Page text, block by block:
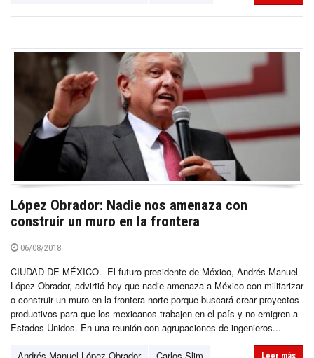
López Obrador: Nadie nos amenaza con
construir un muro en la frontera
06/08/2018
CIUDAD DE MÉXICO.- El futuro presidente de México, Andrés Manuel
López Obrador, advirtió hoy que nadie amenaza a México con militarizar
o construir un muro en la frontera norte porque buscará crear proyectos
productivos para que los mexicanos trabajen en el país y no emigren a
Estados Unidos. En una reunión con agrupaciones de ingenieros...